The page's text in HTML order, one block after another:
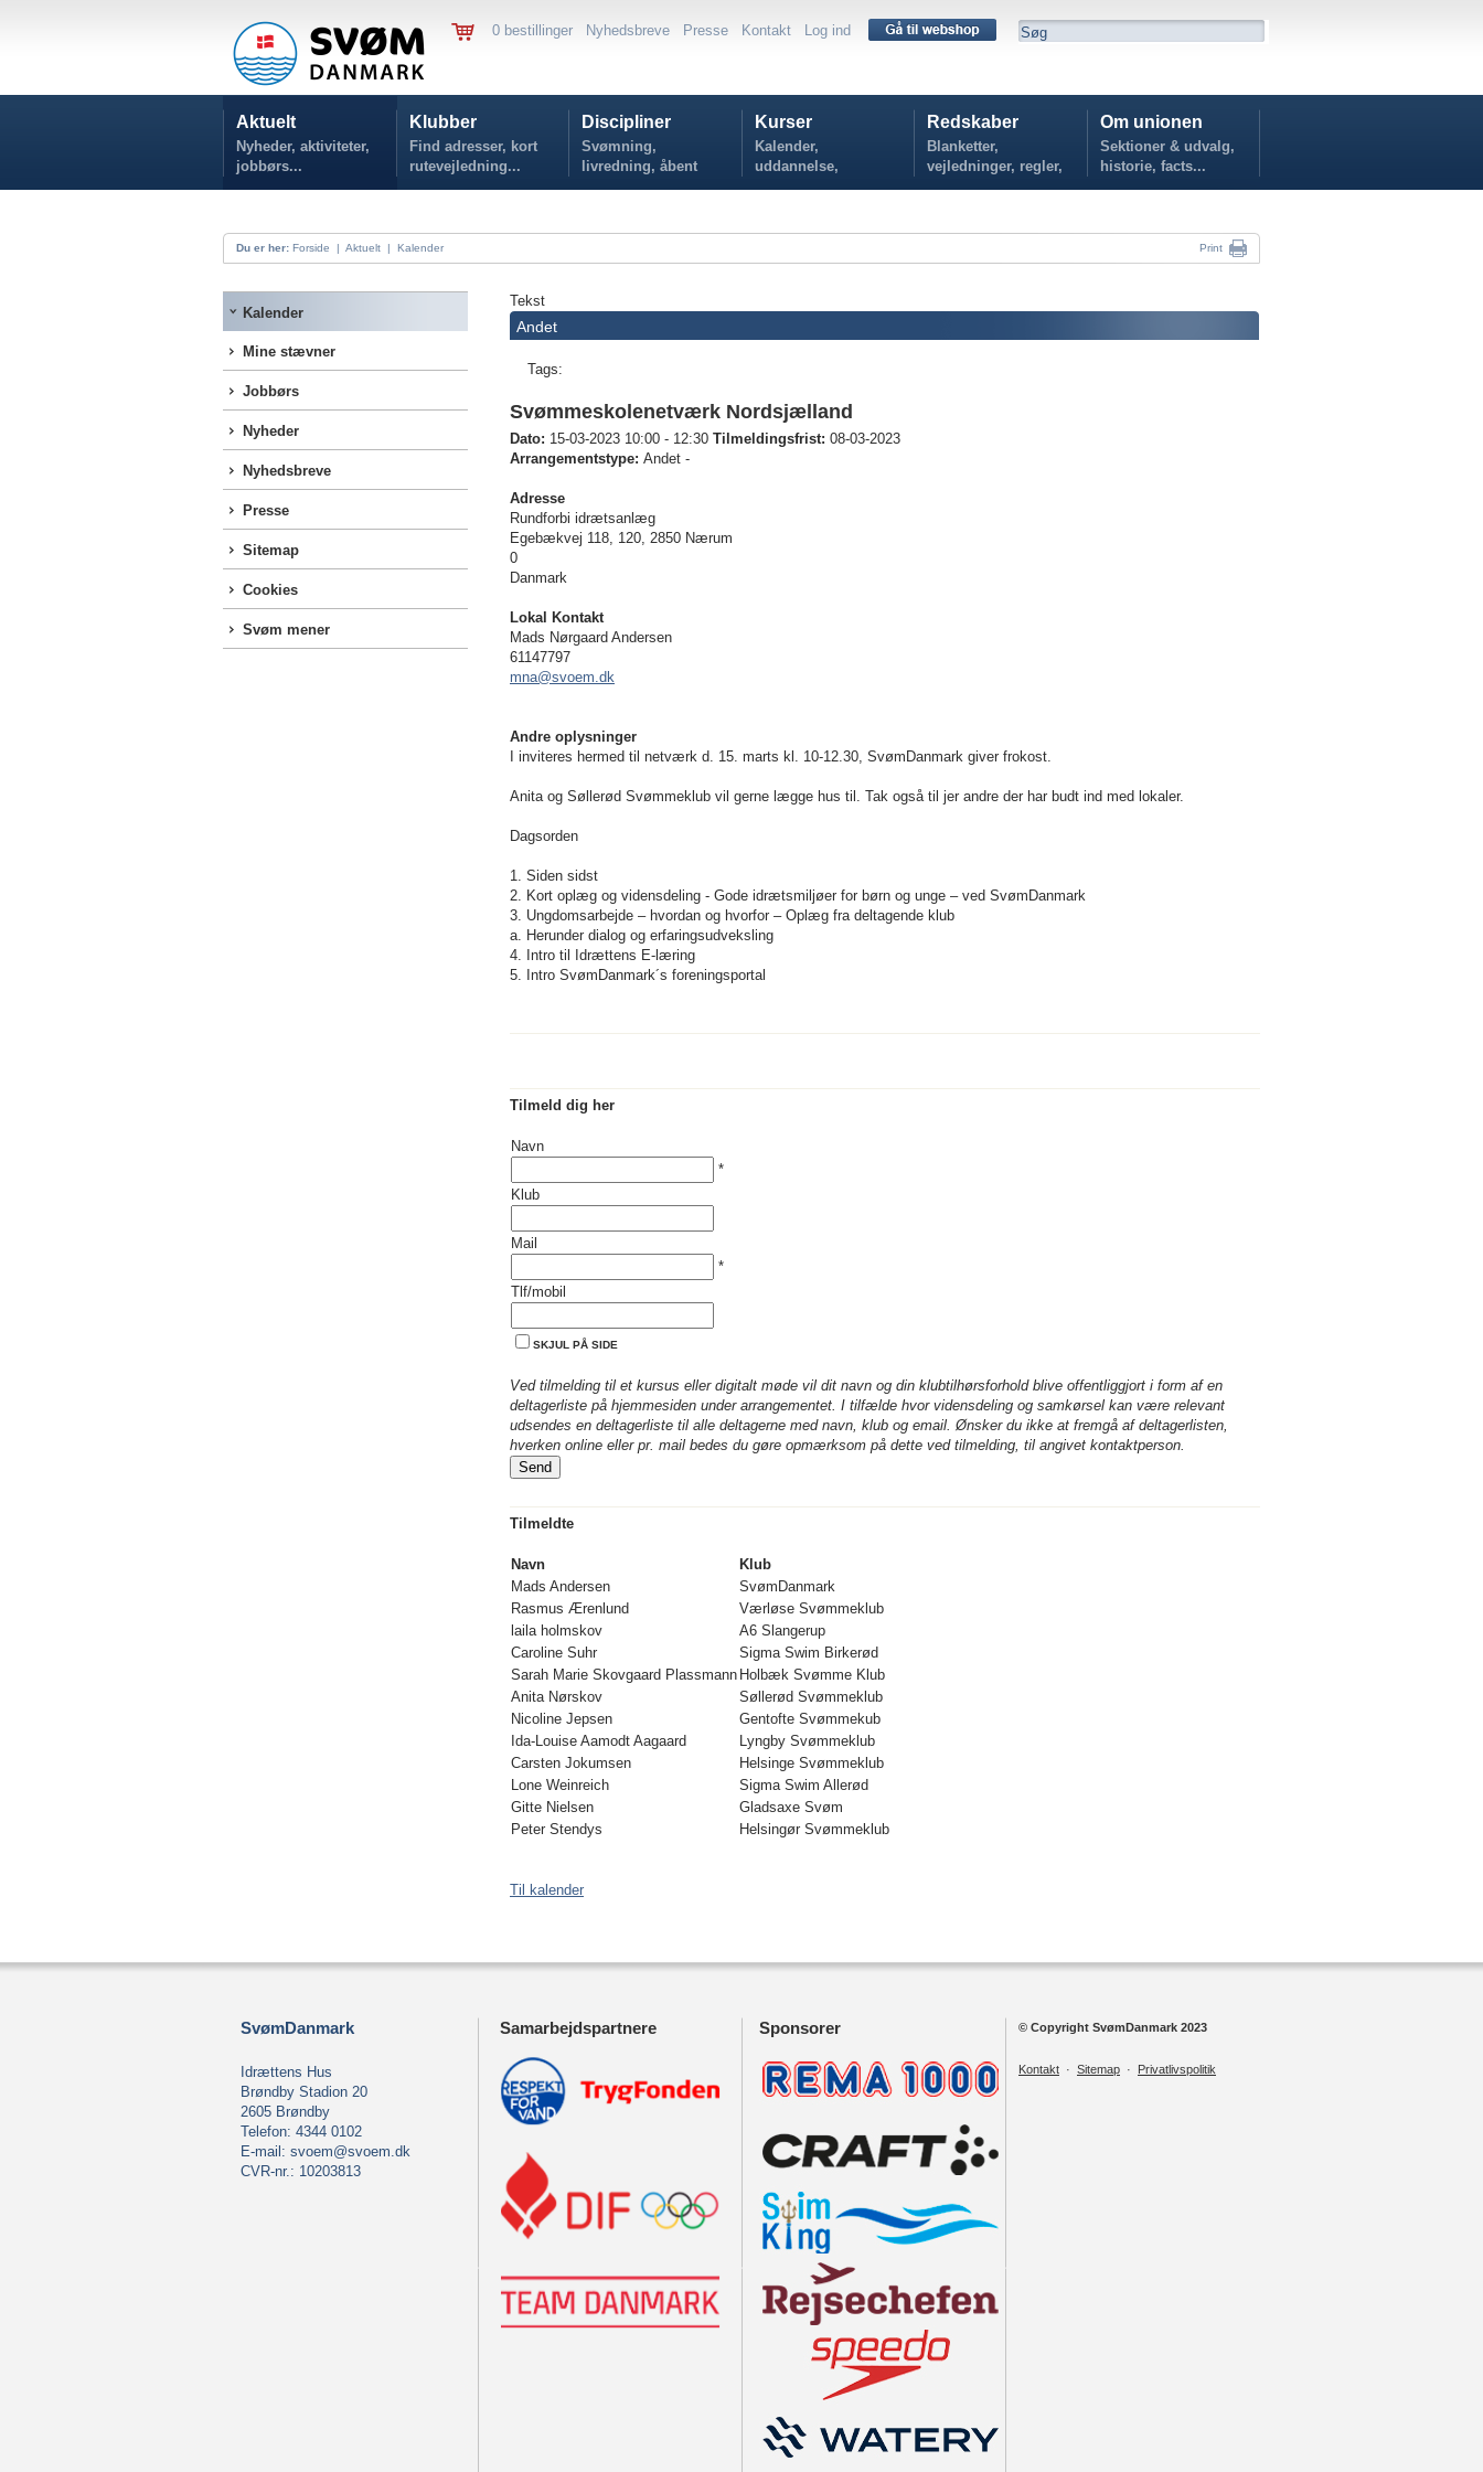
0 bestillinger Nyhedsbreve Presse Kontakt Log ind
Aktuelt
Nyheder, aktiviteter,
jobbørs...
Klubber
Find adresser, kort
rutevejledning...
Discipliner
Svømning,
livredning, åbent
vand...
Kurser
Kalender,
uddannelse,
tilmelding...
Redskaber
Blanketter,
vejledninger, regler,
politikker...
Om unionen
Sektioner & udvalg,
historie, facts...
Du er her: Forside | Aktuelt | Kalender Print
Kalender
Mine stævner
Jobbørs
Nyheder
Nyhedsbreve
Presse
Sitemap
Cookies
Svøm mener
Tekst
Andet
Tags:
Svømmeskolenetværk Nordsjælland
Dato: 15-03-2023 10:00 - 12:30 Tilmeldingsfrist: 08-03-2023
Arrangementstype: Andet -
Adresse
Rundforbi idrætsanlæg
Egebækvej 118, 120, 2850 Nærum
0
Danmark
Lokal Kontakt
Mads Nørgaard Andersen
61147797
mna@svoem.dk
Andre oplysninger
I inviteres hermed til netværk d. 15. marts kl. 10-12.30, SvømDanmark giver frokost.
Anita og Søllerød Svømmeklub vil gerne lægge hus til. Tak også til jer andre der har budt ind med lokaler.
Dagsorden
1. Siden sidst
2. Kort oplæg og vidensdeling - Gode idrætsmiljøer for børn og unge – ved SvømDanmark
3. Ungdomsarbejde – hvordan og hvorfor – Oplæg fra deltagende klub
a. Herunder dialog og erfaringsudveksling
4. Intro til Idrættens E-læring
5. Intro SvømDanmark´s foreningsportal
Tilmeld dig her
Navn
*
Klub
Mail
*
Tlf/mobil
SKJUL PÅ SIDE
Ved tilmelding til et kursus eller digitalt møde vil dit navn og din klubtilhørsforhold blive offentliggjort i form af en
deltagerliste på hjemmesiden under arrangementet. I tilfælde hvor vidensdeling og samkørsel kan være relevant
udsendes en deltagerliste til alle deltagerne med navn, klub og email. Ønsker du ikke at fremgå af deltagerlisten,
hverken online eller pr. mail bedes du gøre opmærksom på dette ved tilmelding, til angivet kontaktperson.
Tilmeldte
Navn
Klub
Mads Andersen
SvømDanmark
Rasmus Ærenlund
Værløse Svømmeklub
laila holmskov
A6 Slangerup
Caroline Suhr
Sigma Swim Birkerød
Sarah Marie Skovgaard Plassmann Holbæk Svømme Klub
Anita Nørskov
Søllerød Svømmeklub
Nicoline Jepsen
Gentofte Svømmekub
Ida-Louise Aamodt Aagaard
Lyngby Svømmeklub
Carsten Jokumsen
Helsinge Svømmeklub
Lone Weinreich
Sigma Swim Allerød
Gitte Nielsen
Gladsaxe Svøm
Peter Stendys
Helsingør Svømmeklub
Til kalender
SvømDanmark
Idrættens Hus
Brøndby Stadion 20
2605 Brøndby
Telefon: 4344 0102
E-mail: svoem@svoem.dk
CVR-nr.: 10203813
Samarbejdspartnere Sponsorer © Copyright SvømDanmark 2023
Kontakt · Sitemap · Privatlivspolitik